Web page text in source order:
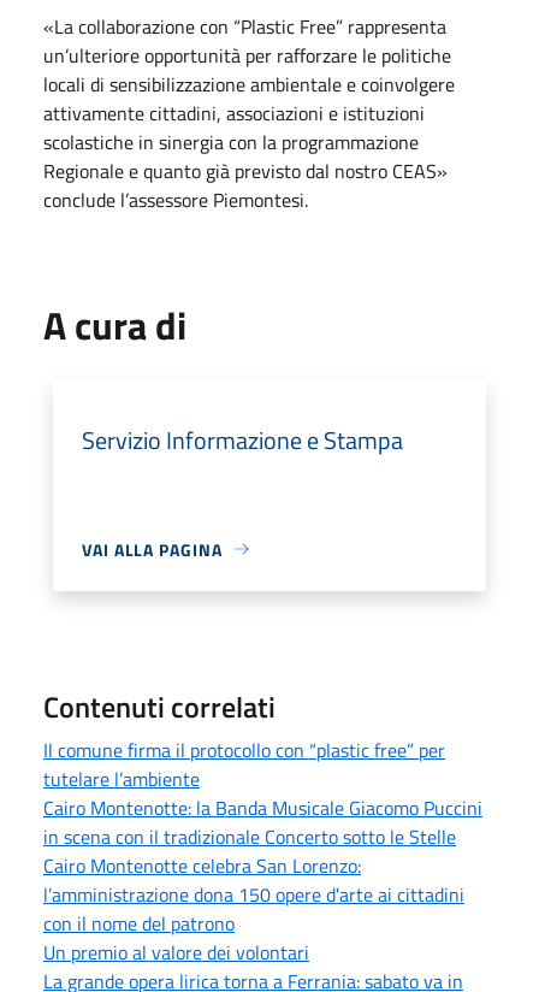
«La collaborazione con “Plastic Free” rappresenta
un’ulteriore opportunità per rafforzare le politiche
locali di sensibilizzazione ambientale e coinvolgere
attivamente cittadini, associazioni e istituzioni
scolastiche in sinergia con la programmazione
Regionale e quanto già previsto dal nostro CEAS»
conclude l’assessore Piemontesi.
A cura di
Servizio Informazione e Stampa
VAI ALLA PAGINA
Contenuti correlati
Il comune firma il protocollo con “plastic free” per
tutelare l’ambiente
Cairo Montenotte: la Banda Musicale Giacomo Puccini
in scena con il tradizionale Concerto sotto le Stelle
Cairo Montenotte celebra San Lorenzo:
l’amministrazione dona 150 opere d'arte ai cittadini
con il nome del patrono
Un premio al valore dei volontari
La grande opera lirica torna a Ferrania: sabato va in